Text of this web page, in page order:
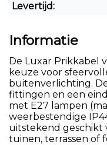
Levertijd:
Informatie
De Luxar Prikkabel
keuze voor
buitenverlichting.
fittingen en een
met E27 lampen
weerbestendige
uitstekend geschikt
tuinen, terrassen of